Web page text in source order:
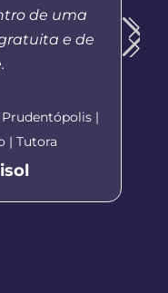
de uma
e de
|
| Tutora